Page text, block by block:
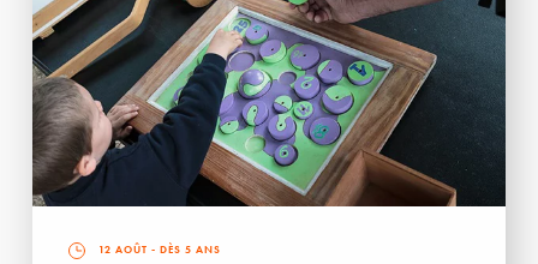
12 AOÛT - DÈS 5 ANS